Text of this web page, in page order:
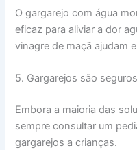
O gargarejo com água
eficaz para aliviar a dor
vinagre de maçã ajudam
5. Gargarejos são
Embora a maioria das
sempre consultar um
gargarejos a crianças.